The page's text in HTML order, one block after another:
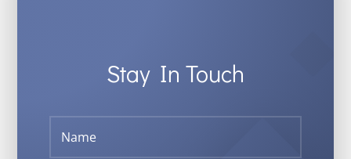
Stay In Touch